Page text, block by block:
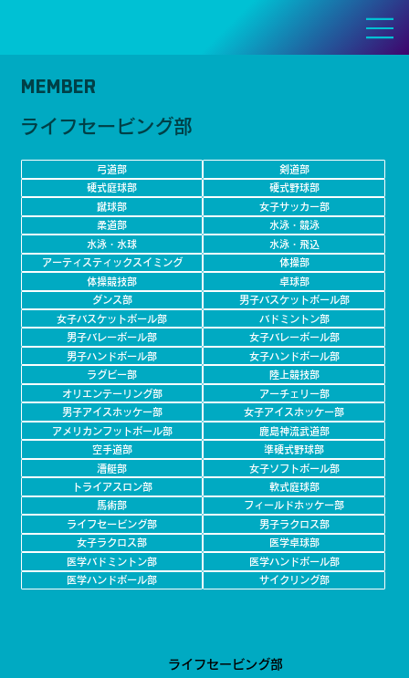
MEMBER
ライフセービング部
弓道部
剣道部
硬式庭球部
硬式野球部
蹴球部
女子サッカー部
柔道部
水泳・競泳
水泳・水球
水泳・飛込
アーティスティックスイミング
体操部
体操競技部
卓球部
ダンス部
男子バスケットボール部
女子バスケットボール部
バドミントン部
男子バレーボール部
女子バレーボール部
男子ハンドボール部
女子ハンドボール部
ラグビー部
陸上競技部
オリエンテーリング部
アーチェリー部
男子アイスホッケー部
女子アイスホッケー部
アメリカンフットボール部
鹿島神流武道部
空手道部
準硬式野球部
漕艇部
女子ソフトボール部
トライアスロン部
軟式庭球部
馬術部
フィールドホッケー部
ライフセービング部
男子ラクロス部
女子ラクロス部
医学卓球部
医学バドミントン部
医学ハンドボール部
医学ハンドボール部
サイクリング部
ライフセービング部